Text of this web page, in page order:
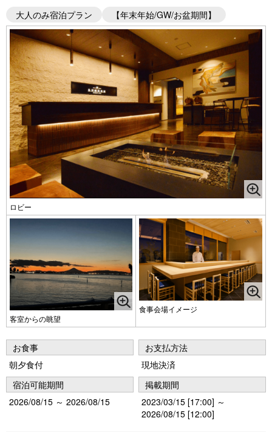
大人のみ宿泊プラン 【年末年始/GW/お盆期間】
ロビー
客室からの眺望
食事会場イメージ
お食事
朝夕食付
お支払方法
現地決済
宿泊可能期間
2026/08/15 ～ 2026/08/15
掲載期間
2023/03/15 [17:00] ～
2026/08/15 [12:00]